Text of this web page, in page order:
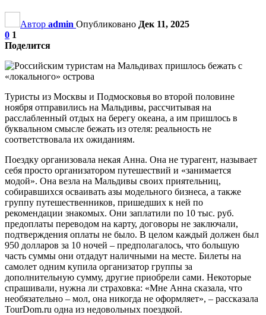
Автор admin Опубликовано Дек 11, 2025
0 1
Поделится
Туристы из Москвы и Подмосковья во второй половине
ноября отправились на Мальдивы, рассчитывая на
расслабленный отдых на берегу океана, а им пришлось в
буквальном смысле бежать из отеля: реальность не
соответствовала их ожиданиям.
Поездку организовала некая Анна. Она не турагент, называет
себя просто организатором путешествий и «занимается
модой». Она везла на Мальдивы своих приятельниц,
собиравшихся осваивать азы модельного бизнеса, а также
группу путешественников, пришедших к ней по
рекомендации знакомых. Они заплатили по 10 тыс. руб.
предоплаты переводом на карту, договоры не заключали,
подтверждения оплаты не было. В целом каждый должен был
950 долларов за 10 ночей – предполагалось, что большую
часть суммы они отдадут наличными на месте. Билеты на
самолет одним купила организатор группы за
дополнительную сумму, другие приобрели сами. Некоторые
спрашивали, нужна ли страховка: «Мне Анна сказала, что
необязательно – мол, она никогда не оформляет», – рассказала
TourDom.ru одна из недовольных поездкой.